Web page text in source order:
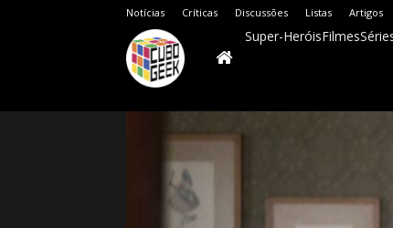
Notícias Críticas Discussões Listas Artigos
Cubo
Super-HeróisFilmes